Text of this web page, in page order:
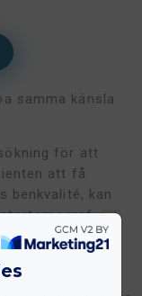
samma känsla
för att
att få
benkvalité, kan
CT
och som visar
som fungerar.
så kallat